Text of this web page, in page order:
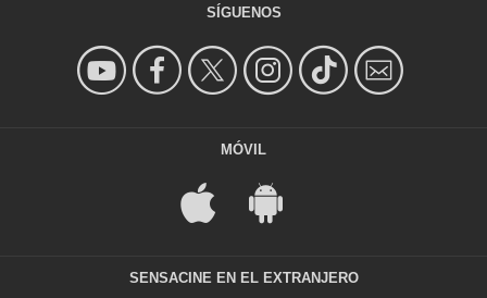
SÍGUENOS
MÓVIL
SENSACINE EN EL EXTRANJERO